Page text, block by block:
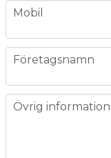
phone
Mobil
company
Företagsnamn
message
Övrig